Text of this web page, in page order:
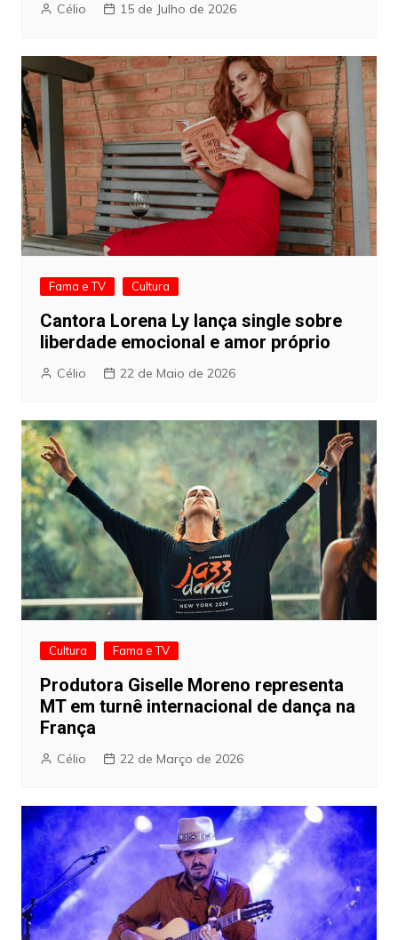
Célio 15 de Julho de 2026
Fama e TV Cultura
Cantora Lorena Ly lança single sobre
liberdade emocional e amor próprio
Célio 22 de Maio de 2026
Cultura Fama e TV
Produtora Giselle Moreno representa
MT em turnê internacional de dança na
França
Célio 22 de Março de 2026